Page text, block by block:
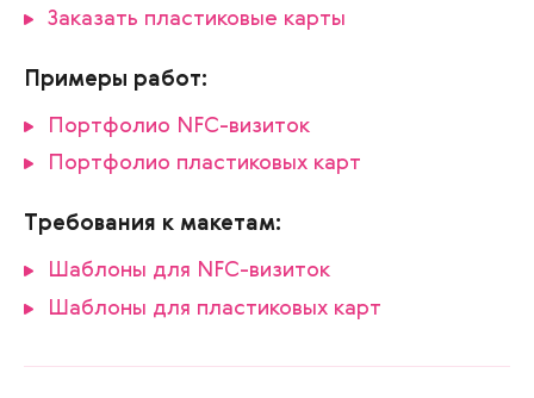
Заказать пластиковые карты
Примеры работ:
Портфолио NFC-визиток
Портфолио пластиковых карт
Требования к макетам:
Шаблоны для NFC-визиток
Шаблоны для пластиковых карт